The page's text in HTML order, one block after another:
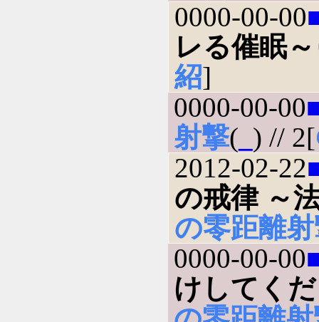
0000-00-00
レる催眠～
紹]
0000-00-00
射撃( ) // 2[
2012-02-22
の戒律 ～
の零距離
0000-00-00
けしてく